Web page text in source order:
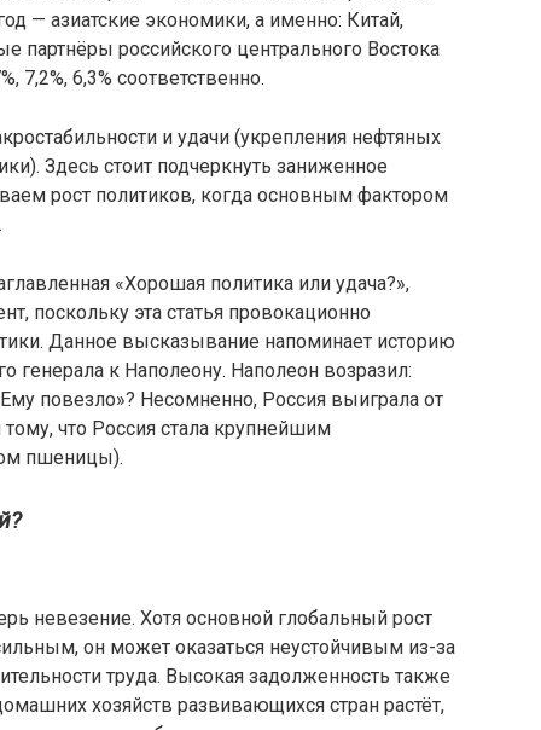
— азиатские экономики, а именно: Китай,
российского центрального Востока
7,2%, 6,3% соответственно.
и удачи (укрепления нефтяных
Здесь стоит подчеркнуть заниженное
рост политиков, когда основным фактором
«Хорошая политика или удача?»,
поскольку эта статья провокационно
Данное высказывание напоминает историю
генерала к Наполеону. Наполеон возразил:
повезло»? Несомненно, Россия выиграла от
что Россия стала крупнейшим
пшеницы).
невезение. Хотя основной глобальный рост
он может оказаться неустойчивым из-за
труда. Высокая задолженность также
хозяйств развивающихся стран растёт,